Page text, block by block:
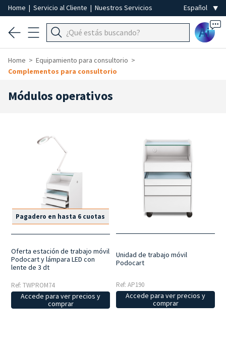
Home | Servicio al Cliente | Nuestros Servicios
Ai
Home
Equipamiento para consultorio
Complementos para consultorio
Módulos operativos
Pagadero en hasta 6 cuotas
Oferta estación de trabajo móvil
Podocart y lámpara LED con
lente de 3 dt
Ref: TWPROM74
Accede para ver precios y
comprar
Unidad de trabajo móvil
Podocart
Ref: AP190
Accede para ver precios y
comprar